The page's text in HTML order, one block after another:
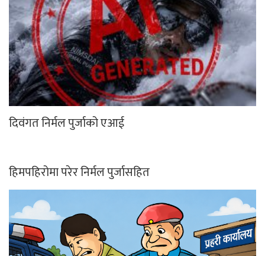
दिवंगत निर्मल पुर्जाको एआई
हिमपहिरोमा परेर निर्मल पुर्जासहित